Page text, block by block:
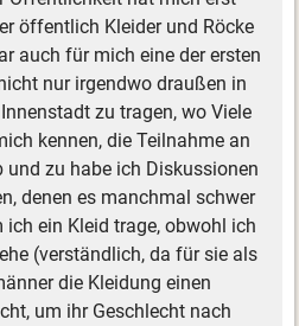
öffentlich Kleider und Röcke
auch für mich eine der ersten
nur irgendwo draußen in
zu tragen, wo Viele
kennen, die Teilnahme an
und zu habe ich Diskussionen
denen es manchmal schwer
ein Kleid trage, obwohl ich
(verständlich, da für sie als
die Kleidung einen
um ihr Geschlecht nach